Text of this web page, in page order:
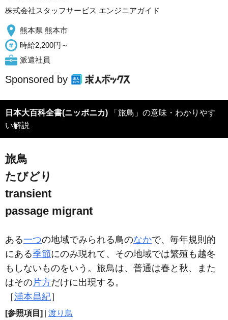
株式会社スタッフサービス エンジニアガイド
熊本県 熊本市
時給2,200円～
派遣社員
Sponsored by
日本大百科全書(ニッポニカ) 「旅鳥」の意味・わかりやす
い解説
旅鳥
たびどり
transient
passage migrant
ある一つの地域でみられる鳥のなかで、毎年規則的
にある季節にのみ現れて、その地域では繁殖も越冬
もしないものをいう。旅鳥は、普通は春と秋、また
はその片方だけに出現する。
［浦本昌紀］
[参照項目] | 渡り鳥